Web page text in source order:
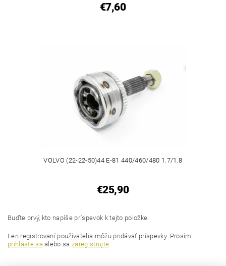
€7,60
VOLVO (22-22-50)44 E-81 440/460/480 1.7/1.8
€25,90
Buďte prvý, kto napíše príspevok k tejto položke.
Len registrovaní používatelia môžu pridávať príspevky. Prosím
prihláste sa alebo sazaregistrujte.